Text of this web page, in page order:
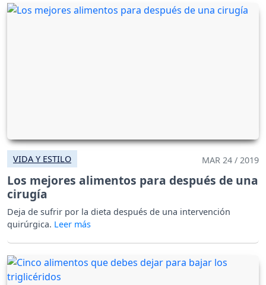
VIDA Y ESTILO MAR 24 / 2019
Los mejores alimentos para después de una
cirugía
Deja de sufrir por la dieta después de una intervención
quirúrgica.